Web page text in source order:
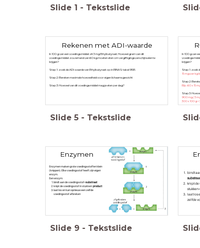
Slide 1 - Tekstslide
Rekenen met ADI-waarde
In 100 g van een voedingsmiddel zit 3 mg Ethylbutyraat. Hoeveel gram van dit
voedingsmiddel zou iemand van 60 kg moeten eten om vergiftigingsverschijnselen te
krijgen?
Stap 1: zoek de ADI-waarde van Ethylbutyraat op in BINAS tabel 95B.
Stap 2: Bereken maximale hoeveelheid voor eigen lichaamsgewicht
Stap 3: Hoeveel van dit voedingsmiddel mag je eten per dag?
Slide 5 - Tekstslide
In 100 g van
krijgen?
Stap 1: zoek
15 mg per kg
Stap 2:
Bijv. 60 x 15
Stap 3:
900 mg / 3
300 x 100 g =
Enzymen
Enzymen maken grote voedingsstoffen klein
(knippen). Elke voedingsstof heeft zijn eigen
enzym.
Een enzym:
bindt aan de voedingsstof=substraat
knipt de voedingsstof in stukken:product
laat los en kan opnieuw een zelfde
voedingsstof afbreken
Slide 9 - Tekstslide
bindt
knipt de
stukken=
laat los
zelfde